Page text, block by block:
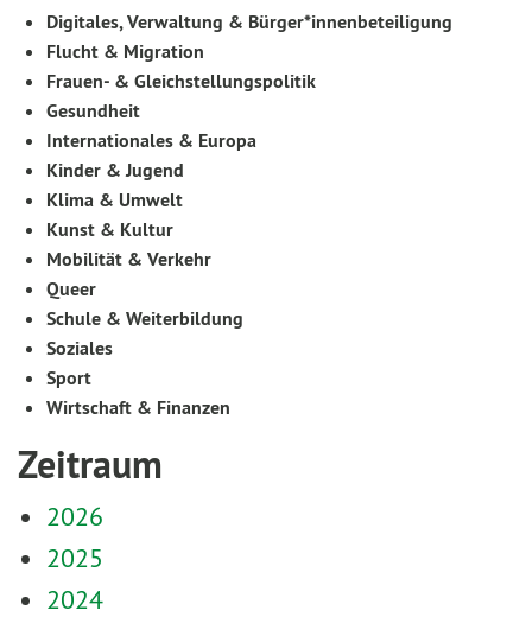
Digitales, Verwaltung & Bürger*innenbeteiligung
Flucht & Migration
Frauen- & Gleichstellungspolitik
Gesundheit
Internationales & Europa
Kinder & Jugend
Klima & Umwelt
Kunst & Kultur
Mobilität & Verkehr
Queer
Schule & Weiterbildung
Soziales
Sport
Wirtschaft & Finanzen
Zeitraum
2026
2025
2024